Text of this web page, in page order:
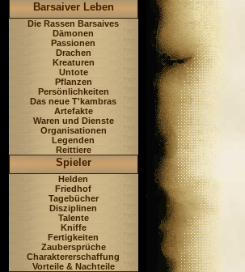
Barsaiver Leben
Die Rassen Barsaives
Dämonen
Passionen
Drachen
Kreaturen
Untote
Pflanzen
Persönlichkeiten
Das neue T'kambras
Artefakte
Waren und Dienste
Organisationen
Legenden
Reittiere
Spieler
Helden
Friedhof
Tagebücher
Disziplinen
Talente
Kniffe
Fertigkeiten
Zaubersprüche
Charaktererschaffung
Vorteile & Nachteile